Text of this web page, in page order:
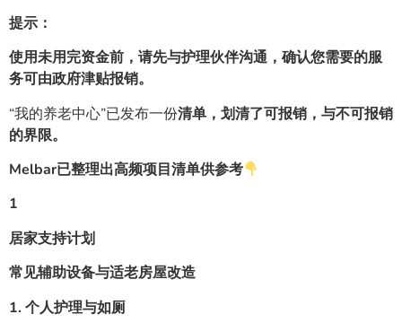
提示：
使用未用完资金前，请先与护理伙伴沟通，确认您需要的服
务可由政府津贴报销。
“我的养老中心”已发布一份清单，划清了可报销，与不可报销
的界限。
Melbar已整理出高频项目清单供参考
1
居家支持计划
常见辅助设备与适老房屋改造
1. 个人护理与如厕